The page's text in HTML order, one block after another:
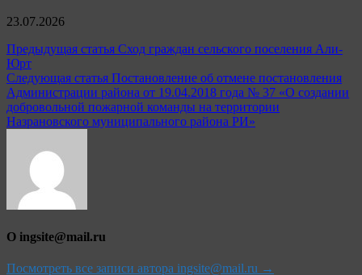
23.07.2026
Навигация
по
записям
Предыдущая статья Сход граждан сельского поселения Али-
Юрт
Следующая статья Постановление об отмене постановления
Администрации района от 19.04.2018 года № 37 «О создании
добровольной пожарной команды на территории
Назрановского муниципального района РИ»
О ingsite@mail.ru
Посмотреть все записи автора ingsite@mail.ru →